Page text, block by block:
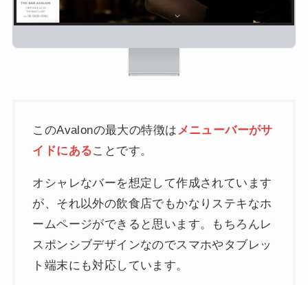
このAvalonの最大の特徴はメニューバーがサ
イドにあることです。
オシャレなバーを想定して作成されています
が、それ以外の飲食店でもかなりステキなホ
ームページができると思います。もちろんレ
スポンシブデザインなのでスマホやタブレッ
ト端末にも対応しています。